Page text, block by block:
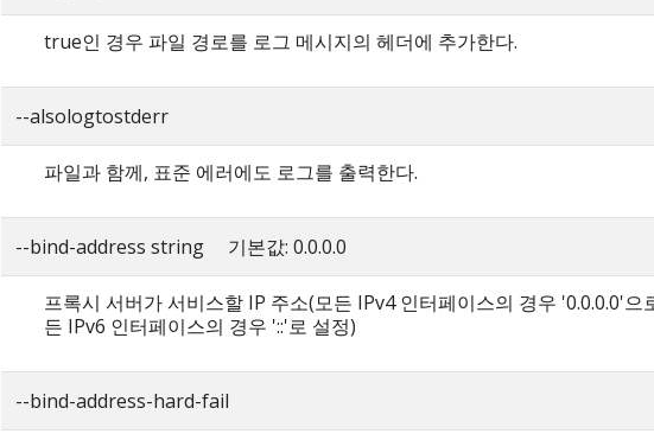
true인 경우 파일 경로를 로그 메시지의 헤더에 추가한다.
--alsologtostderr
파일과 함께, 표준 에러에도 로그를 출력한다.
--bind-address string 기본값: 0.0.0.0
프록시 서버가 서비스할 IP 주소(모든 IPv4 인터페이스의 경우 '0.0.0.0'으
든 IPv6 인터페이스의 경우 '::'로 설정)
--bind-address-hard-fail